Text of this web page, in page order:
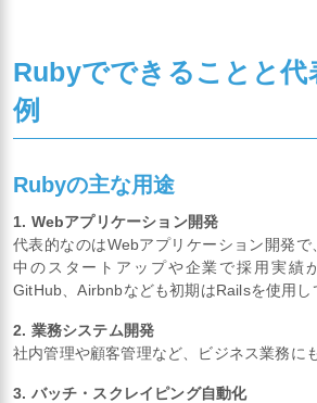
Rubyでできることと代
例
Rubyの主な用途
1. Webアプリケーション開発
代表的なのはWebアプリケーション開発
中のスタートアップや企業で採用実績
GitHub、Airbnbなども初期はRailsを使用し
2. 業務システム開発
社内管理や顧客管理など、ビジネス業務に
3. バッチ・スクレイピング自動化